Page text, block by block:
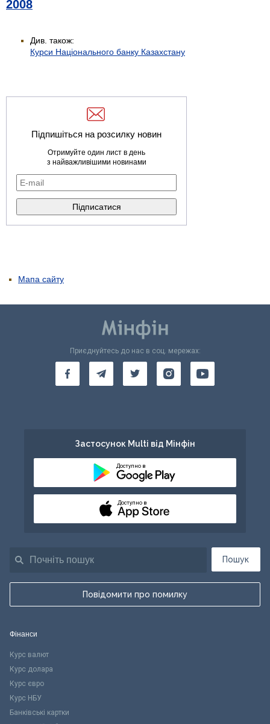
2008
Див. також:
Курси Національного банку Казахстану
Підпишіться на розсилку новин
Отримуйте один лист в день
з найважливішими новинами
Мапа сайту
Пошук
Повідомити про помилку
Приєднуйтесь до нас в соц. мережах:
Застосунок Multi від Мінфін
Доступно в
Доступно в
Фінанси
Курс валют
Курс долара
Курс євро
Курс НБУ
Банківські картки